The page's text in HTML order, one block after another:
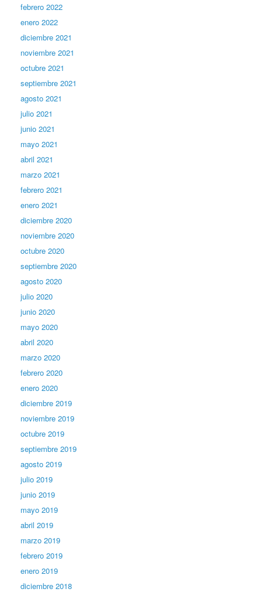
febrero 2022
enero 2022
diciembre 2021
noviembre 2021
octubre 2021
septiembre 2021
agosto 2021
julio 2021
junio 2021
mayo 2021
abril 2021
marzo 2021
febrero 2021
enero 2021
diciembre 2020
noviembre 2020
octubre 2020
septiembre 2020
agosto 2020
julio 2020
junio 2020
mayo 2020
abril 2020
marzo 2020
febrero 2020
enero 2020
diciembre 2019
noviembre 2019
octubre 2019
septiembre 2019
agosto 2019
julio 2019
junio 2019
mayo 2019
abril 2019
marzo 2019
febrero 2019
enero 2019
diciembre 2018